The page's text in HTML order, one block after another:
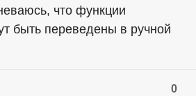
что функции
быть переведены в ручной
0